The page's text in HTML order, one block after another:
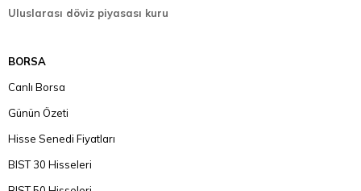
Uluslarası döviz piyasası kuru
BORSA
Canlı Borsa
Günün Özeti
Hisse Senedi Fiyatları
BIST 30 Hisseleri